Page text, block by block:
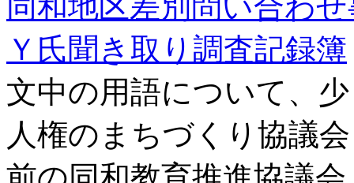
Ｙ氏聞き取り調査記録簿
文中の用語について、
人権のまちづくり協議